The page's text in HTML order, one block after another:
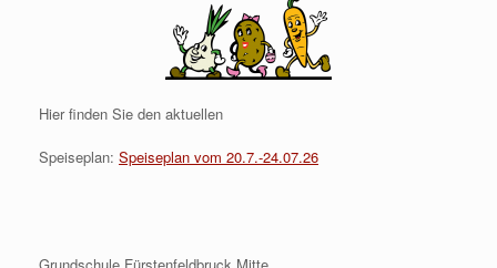
Hier finden Sie den aktuellen
Speiseplan: Speiseplan vom 20.7.-24.07.26